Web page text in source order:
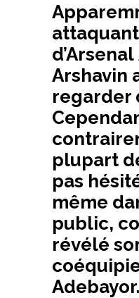
attaquant
Arshavin
regarder
plupart
pas
même
public,
révélé
Adebayor.